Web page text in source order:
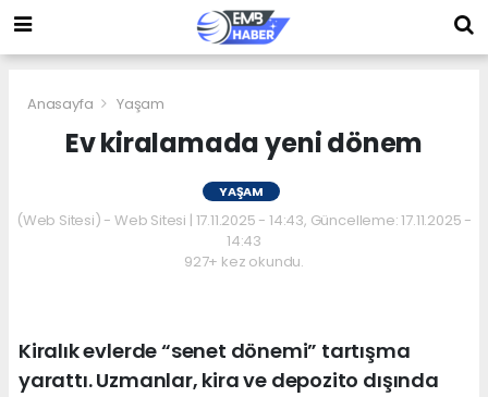
Anasayfa Yaşam
Ev kiralamada yeni dönem
YAŞAM
(Web Sitesi) - Web Sitesi | 17.11.2025 - 14:43, Güncelleme: 17.11.2025 -
14:43
927+ kez okundu.
Kiralık evlerde “senet dönemi” tartışma
yarattı. Uzmanlar, kira ve depozito dışında